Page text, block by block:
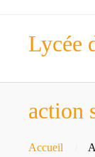
Lycée
action
Accueil